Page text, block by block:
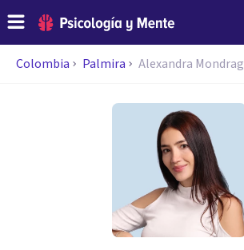
Colombia Palmira Alexandra